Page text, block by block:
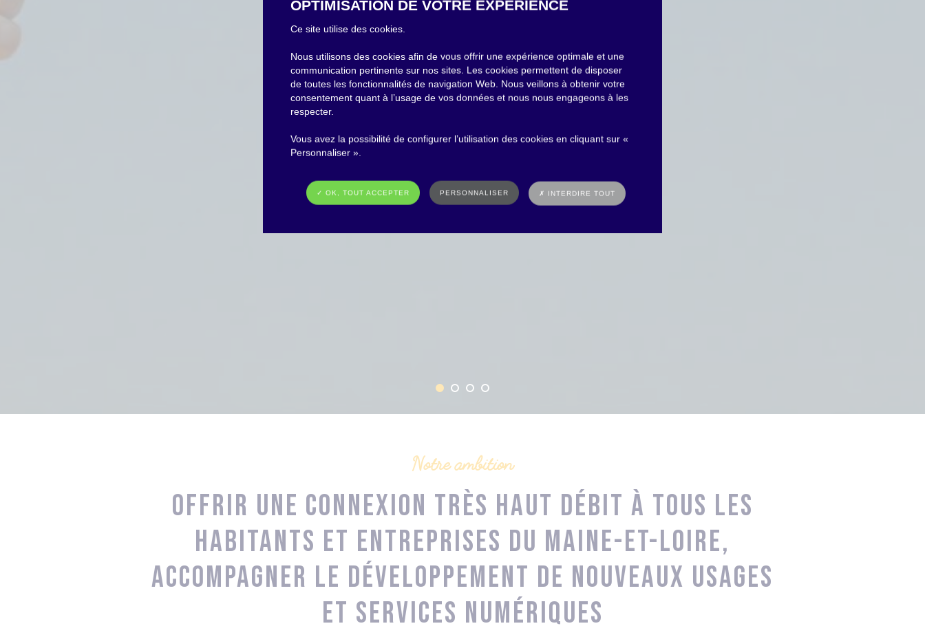
Notre ambition
Offrir une connexion très haut débit à tous les
habitants et entreprises du Maine-et-Loire,
accompagner le développement de nouveaux usages
et services numériques
OPTIMISATION DE VOTRE EXPÉRIENCE
Ce site utilise des cookies.
Nous utilisons des cookies afin de vous offrir une expérience optimale et une
communication pertinente sur nos sites. Les cookies permettent de disposer
de toutes les fonctionnalités de navigation Web. Nous veillons à obtenir votre
consentement quant à l’usage de vos données et nous nous engageons à les
respecter.
Vous avez la possibilité de configurer l’utilisation des cookies en cliquant sur «
Personnaliser ».
✓ OK, TOUT ACCEPTER PERSONNALISER ✗ INTERDIRE TOUT